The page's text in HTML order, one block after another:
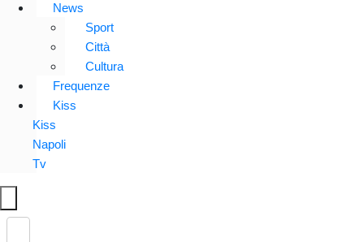
News
Sport
Città
Cultura
Frequenze
Kiss
Kiss
Napoli
Tv